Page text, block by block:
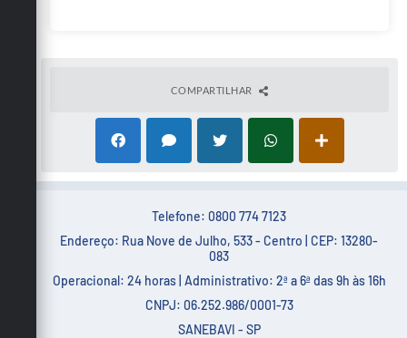
COMPARTILHAR
Telefone: 0800 774 7123
Endereço: Rua Nove de Julho, 533 - Centro | CEP: 13280-
083
Operacional: 24 horas | Administrativo: 2ª a 6ª das 9h às 16h
CNPJ: 06.252.986/0001-73
SANEBAVI - SP